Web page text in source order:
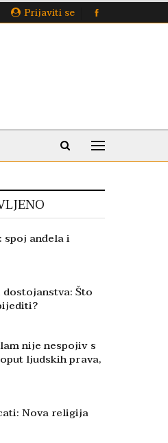
Prijaviti se
spoj anđela i
Što
nije nespojiv s
ljudskih prava,
Nova religija